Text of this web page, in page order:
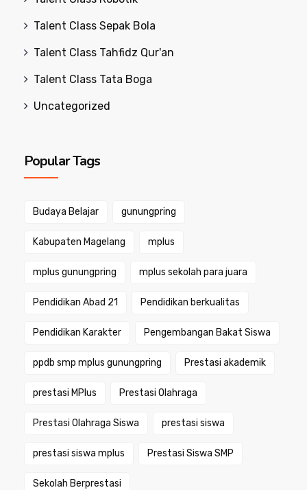
Talent Class Sepak Bola
Talent Class Tahfidz Qur'an
Talent Class Tata Boga
Uncategorized
Popular Tags
Budaya Belajar gunungpring
Kabupaten Magelang mplus
mplus gunungpring mplus sekolah para juara
Pendidikan Abad 21 Pendidikan berkualitas
Pendidikan Karakter Pengembangan Bakat Siswa
ppdb smp mplus gunungpring Prestasi akademik
prestasi MPlus Prestasi Olahraga
Prestasi Olahraga Siswa prestasi siswa
prestasi siswa mplus Prestasi Siswa SMP
Sekolah Berprestasi